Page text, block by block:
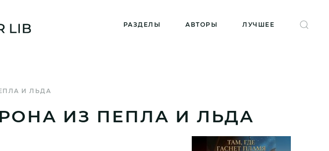
РАЗДЕЛЫ АВТОРЫ ЛУЧШЕЕ
И ЛЬДА
ИЗ ПЕПЛА И ЛЬДА